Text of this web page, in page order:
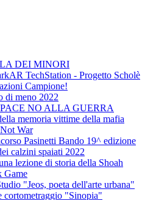
DEI MINORI
TechStation - Progetto Scholè
Campione!
di meno 2022
NO ALLA GUERRA
memoria vittime della mafia
War
Pasinetti Bando 19^ edizione
calzini spaiati 2022
lezione di storia della Shoah
Game
"Jeos, poeta dell'arte urbana"
cortometraggio "Sinopia"